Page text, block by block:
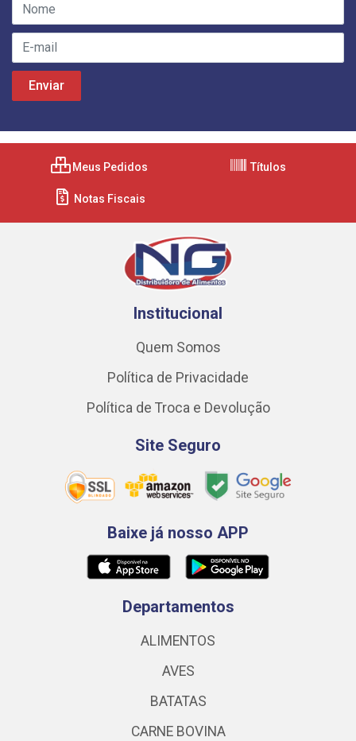
Meus Pedidos Títulos
Notas Fiscais
Institucional
Quem Somos
Política de Privacidade
Política de Troca e Devolução
Site Seguro
Baixe já nosso APP
Departamentos
ALIMENTOS
AVES
BATATAS
CARNE BOVINA